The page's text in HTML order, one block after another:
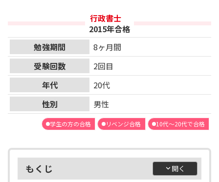
行政書士
2015年合格
勉強期間
8ヶ月間
受験回数
2回目
年代
20代
性別
男性
学生の方の合格 リベンジ合格 10代～20代で合格
もくじ